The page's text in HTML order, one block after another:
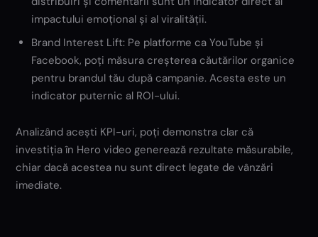
impactului emoțional și al viralității.
Brand Interest Lift: Pe platforme ca YouTube și
Facebook, poți măsura creșterea căutărilor organice
pentru brandul tău după campanie. Acesta este un
indicator puternic al ROI-ului.
Analizând acești KPI-uri, poți demonstra clar că
investiția în Hero video generează rezultate măsurabile,
chiar dacă acestea nu sunt direct legate de vânzări
imediate.